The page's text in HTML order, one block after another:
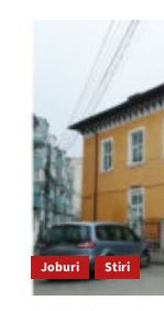
Joburi Stiri